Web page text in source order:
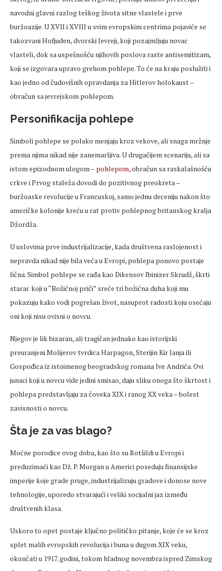
navodni glavni razlog teškog života sitne vlastele i prve
buržoazije. U XVII i XVIII u svim evropskim centrima pojaviće se
takozvani Hofjuden, dvorski Jevreji, koji pozajmljuju novac
vlasteli, dok sa uspešnošću njihovih poslova raste antisemitizam,
koji se izgovara upravo grehom pohlepe. To će na kraju poslužiti i
kao jedno od čudovišnih opravdanja za Hitlerov holokaust –
obračun sa jevrejskom pohlepom.
Personifikacija pohlepe
Simboli pohlepe se polako menjaju kroz vekove, ali snaga mržnje
prema njima nikad nije zanemarljiva. U drugačijem scenariju, ali sa
istom epizodnom ulogom – pohlepom, obračun sa raskalašnošću
crkve i Prvog staleža dovodi do pozitivnog preokreta –
buržoaske revolucije u Francuskoj, samo jednu deceniju nakon što
američke kolonije kreću u rat protiv pohlepnog britanskog kralja
Džordža.
U uslovima prve industrijalizacije, kada društvena raslojenost i
nepravda nikad nije bila veća u Evropi, pohlepa ponovo postaje
lična. Simbol pohlepe se rađa kao Dikensov Ibinizer Skrudž, škrti
starac koji u “Božićnoj priči” sreće tri božićna duha koji mu
pokazuju kako vodi pogrešan život, nasuprot radosti koju osećaju
oni koji nisu ovisni o novcu.
Njegov je lik bizaran, ali tragičan jednako kao istorijski
preuranjeni Molijerov tvrdica Harpagon, Sterijin Kir Janja ili
Gospođica iz istoimenog beogradskog romana Ive Andrića. Ovi
junaci koji u novcu vide jedini smisao, daju sliku onoga što škrtost i
pohlepa predstavljaju za čoveka XIX i ranog XX veka – bolest
zavisnosti o novcu.
Šta je za vas blago?
Moćne porodice ovog doba, kao što su Rotšildi u Evropi i
preduzimači kao Dž. P. Morgan u Americi poseduju finansijske
imperije koje grade pruge, industrijalizuju gradove i donose nove
tehnologije, uporedo stvarajući i veliki socijalni jaz između
društvenih klasa.
Uskoro to opet postaje ključno političko pitanje, koje će se kroz
splet malih evropskih revolucija i buna u dugom XIX veku,
okončati u 1917. godini, tokom hladnog novembra ispred Zimskog